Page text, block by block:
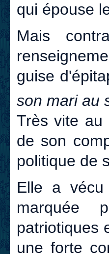
qui épouse
Mais
guise
son mari au
Très vite au
de son
politique de
Elle a vécu
marquée
patriotiques
une forte